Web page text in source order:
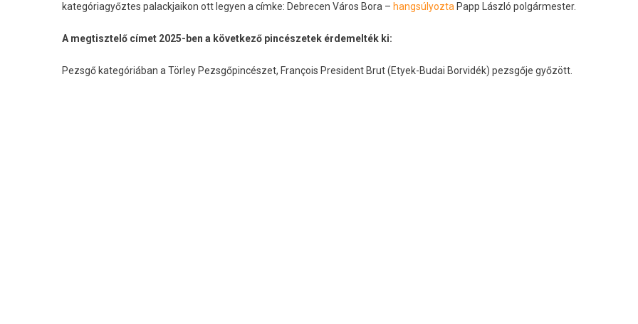
kategóriagyőztes palackjaikon ott legyen a címke: Debrecen Város Bora – hangsúlyozta Papp László polgármester.
A megtisztelő címet 2025-ben a következő pincészetek érdemelték ki:
Pezsgő kategóriában a Törley Pezsgőpincészet, François President Brut (Etyek-Budai Borvidék) pezsgője győzött.